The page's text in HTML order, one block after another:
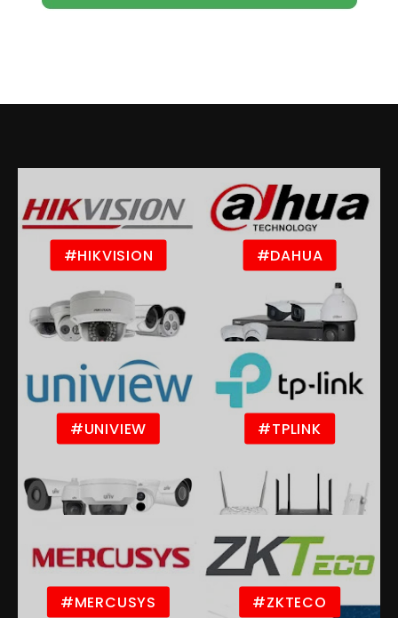
#HIKVISION #DAHUA
#UNIVIEW #TPLINK
#MERCUSYS #ZKTECO